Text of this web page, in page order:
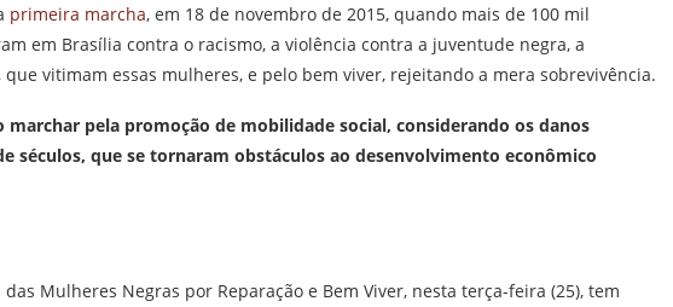
primeira marcha, em 18 de novembro de 2015, quando mais de 100 mil
em Brasília contra o racismo, a violência contra a juventude negra, a
vitimam essas mulheres, e pelo bem viver, rejeitando a mera sobrevivência.
marchar pela promoção de mobilidade social, considerando os danos
séculos, que se tornaram obstáculos ao desenvolvimento econômico
Mulheres Negras por Reparação e Bem Viver, nesta terça-feira (25), tem